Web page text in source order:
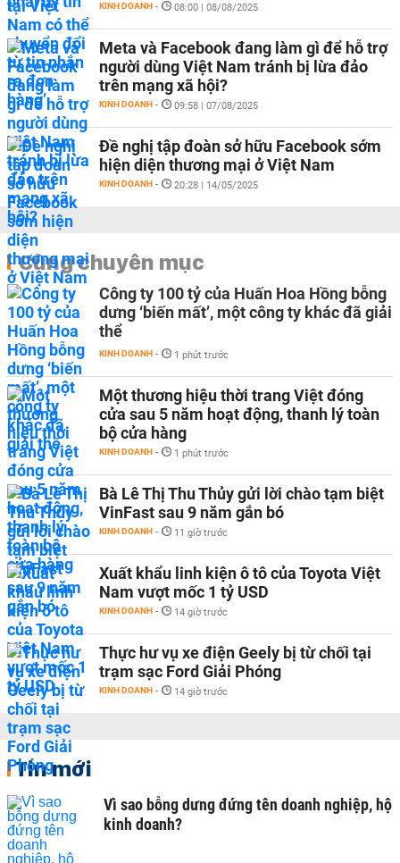
KINH DOANH - 08:00 | 08/08/2025
Meta và Facebook đang làm gì để hỗ trợ
người dùng Việt Nam tránh bị lừa đảo
trên mạng xã hội?
KINH DOANH - 09:58 | 07/08/2025
Đề nghị tập đoàn sở hữu Facebook sớm
hiện diện thương mại ở Việt Nam
KINH DOANH - 20:28 | 14/05/2025
Cùng chuyên mục
Công ty 100 tỷ của Huấn Hoa Hồng bỗng
dưng ‘biến mất’, một công ty khác đã giải
thể
KINH DOANH - 1 phút trước
Một thương hiệu thời trang Việt đóng
cửa sau 5 năm hoạt động, thanh lý toàn
bộ cửa hàng
KINH DOANH - 1 phút trước
Bà Lê Thị Thu Thủy gửi lời chào tạm biệt
VinFast sau 9 năm gắn bó
KINH DOANH - 11 giờ trước
Xuất khẩu linh kiện ô tô của Toyota Việt
Nam vượt mốc 1 tỷ USD
KINH DOANH - 14 giờ trước
Thực hư vụ xe điện Geely bị từ chối tại
trạm sạc Ford Giải Phóng
KINH DOANH - 14 giờ trước
Tin mới
Vì sao bỗng dưng đứng tên doanh nghiệp, hộ
kinh doanh?